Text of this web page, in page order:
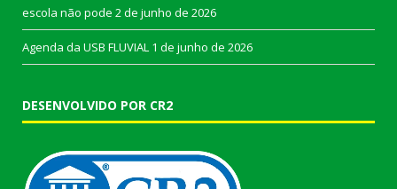
escola não pode 2 de junho de 2026
Agenda da USB FLUVIAL 1 de junho de 2026
DESENVOLVIDO POR CR2